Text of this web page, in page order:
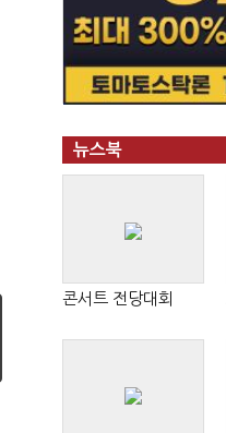
뉴스북
콘서트 전당대회